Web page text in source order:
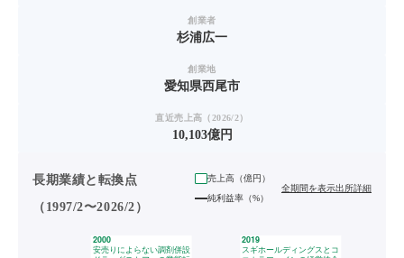
創業者
杉浦広一
創業地
愛知県西尾市
直近売上高（2026/2）
10,103億円
長期業績と転換点
（1997/2〜2026/2）
売上高（億円）
純利益率（%）
全期間を表示出所詳細